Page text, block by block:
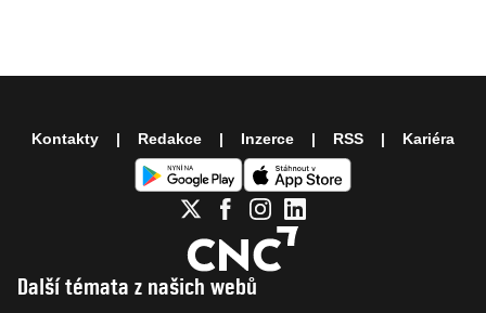
Další témata z našich webů
Kontakty Redakce Inzerce RSS Kariéra